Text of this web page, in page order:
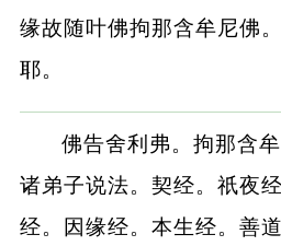
缘故随叶佛拘那含牟尼佛
耶。
佛告舍利弗。拘那含
诸弟子说法。契经。祇夜
经。因缘经。本生经。善